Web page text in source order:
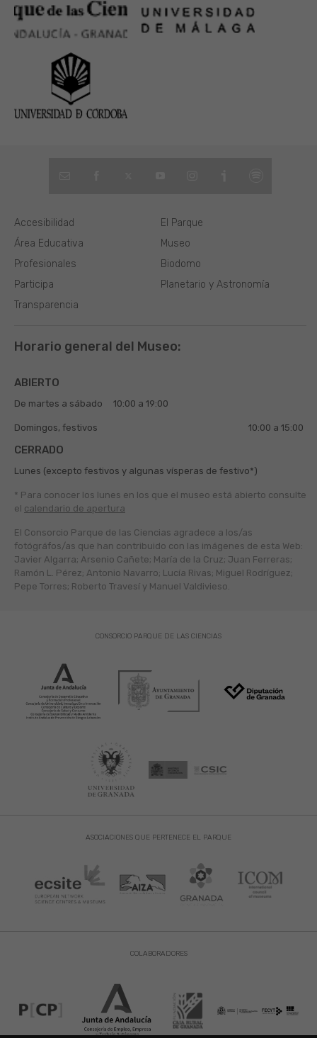
El Parque
Museo
Biodomo
Planetario y Astronomía
Área Educativa
Profesionales
Participa
Transparencia
Accesibilidad
Horario general del Museo:
ABIERTO
De martes a sábado 10:00 a 19:00
Domingos, festivos 10:00 a 15:00
CERRADO
Lunes (excepto festivos y algunas vísperas de festivo*)
* Para conocer los lunes en los que el museo está abierto consulte
el calendario de apertura
El Consorcio Parque de las Ciencias agradece a los/as
fotógráfos/as que han contribuido con las imágenes de esta Web:
Javier Algarra; Arsenio Cañete; María de la Cruz; Juan Ferreras;
Ramón L. Pérez; Antonio Navarro; Lucía Rivas; Miguel Rodríguez;
Pepe Torres; Roberto Travesí y Manuel Valdivieso.
ASOCIACIONES QUE PERTENECE EL PARQUE
CONSORCIO PARQUE DE LAS CIENCIAS
COLABORADORES